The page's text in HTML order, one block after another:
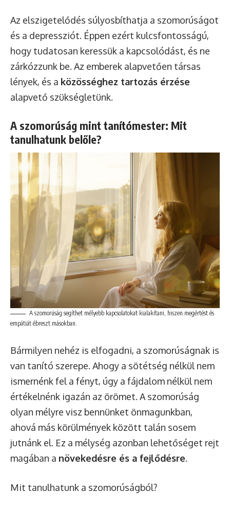
Az elszigetelődés súlyosbíthatja a szomorúságot
és a depressziót. Éppen ezért kulcsfontosságú,
hogy tudatosan keressük a kapcsolódást, és ne
zárkózzunk be. Az emberek alapvetően társas
lények, és a közösséghez tartozás érzése
alapvető szükségletünk.
A szomorúság mint tanítómester: Mit
tanulhatunk belőle?
A szomorúság segíthet mélyebb kapcsolatokat kialakítani, hiszen megértést és
empátiát ébreszt másokban.
Bármilyen nehéz is elfogadni, a szomorúságnak is
van tanító szerepe. Ahogy a sötétség nélkül nem
ismernénk fel a fényt, úgy a fájdalom nélkül nem
értékelnénk igazán az örömet. A szomorúság
olyan mélyre visz bennünket önmagunkban,
ahová más körülmények között talán sosem
jutnánk el. Ez a mélység azonban lehetőséget rejt
magában a növekedésre és a fejlődésre.
Mit tanulhatunk a szomorúságból?